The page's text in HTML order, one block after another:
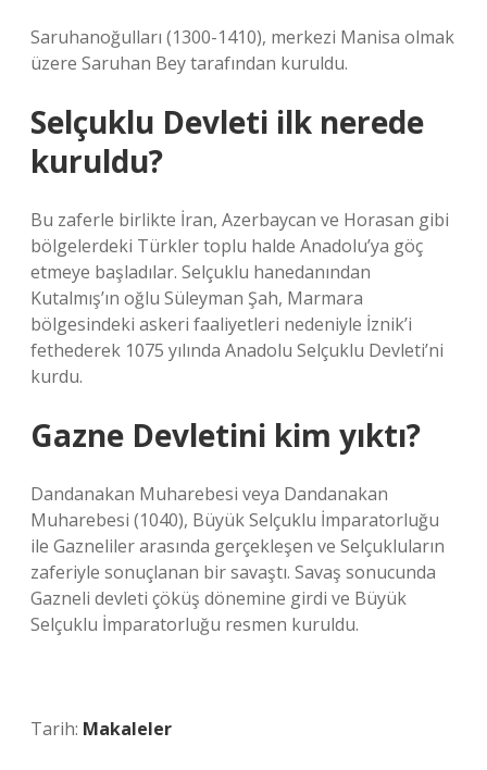
Saruhanoğulları (1300-1410), merkezi Manisa olmak
üzere Saruhan Bey tarafından kuruldu.
Selçuklu Devleti ilk nerede
kuruldu?
Bu zaferle birlikte İran, Azerbaycan ve Horasan gibi
bölgelerdeki Türkler toplu halde Anadolu’ya göç
etmeye başladılar. Selçuklu hanedanından
Kutalmış’ın oğlu Süleyman Şah, Marmara
bölgesindeki askeri faaliyetleri nedeniyle İznik’i
fethederek 1075 yılında Anadolu Selçuklu Devleti’ni
kurdu.
Gazne Devletini kim yıktı?
Dandanakan Muharebesi veya Dandanakan
Muharebesi (1040), Büyük Selçuklu İmparatorluğu
ile Gazneliler arasında gerçekleşen ve Selçukluların
zaferiyle sonuçlanan bir savaştı. Savaş sonucunda
Gazneli devleti çöküş dönemine girdi ve Büyük
Selçuklu İmparatorluğu resmen kuruldu.
Tarih: Makaleler